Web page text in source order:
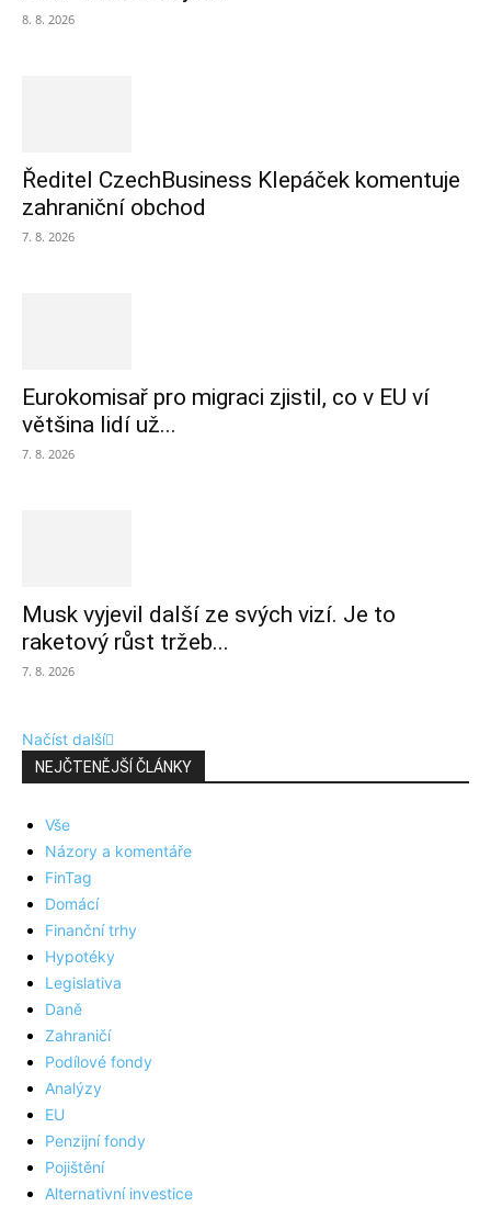
8. 8. 2026
Ředitel CzechBusiness Klepáček komentuje
zahraniční obchod
7. 8. 2026
Eurokomisař pro migraci zjistil, co v EU ví
většina lidí už...
7. 8. 2026
Musk vyjevil další ze svých vizí. Je to
raketový růst tržeb...
7. 8. 2026
Načíst další
NEJČTENĚJŠÍ ČLÁNKY
Vše
Názory a komentáře
FinTag
Domácí
Finanční trhy
Hypotéky
Legislativa
Daně
Zahraničí
Podílové fondy
Analýzy
EU
Penzijní fondy
Pojištění
Alternativní investice